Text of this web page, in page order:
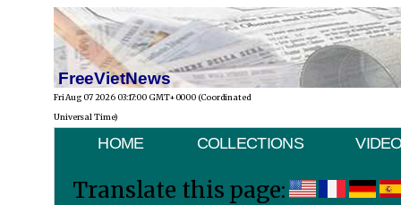
FreeVietNews
Fri Aug 07 2026 03:17:00 GMT+0000 (Coordinated
Universal Time)
HOME COLLECTIONS
Translate this page: